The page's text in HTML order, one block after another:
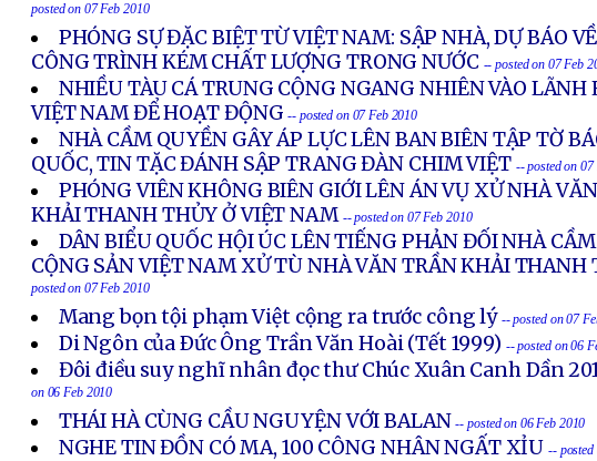
posted on 07 Feb 2010
PHÓNG SỰ ĐẶC BIỆT TỪ VIỆT NAM: SẬP NHÀ, DỰ BÁO
CÔNG TRÌNH KÉM CHẤT LƯỢNG TRONG NƯỚC -- posted on 07 Feb
NHIỀU TÀU CÁ TRUNG CỘNG NGANG NHIÊN VÀO LÃNH
VIỆT NAM ĐỂ HOẠT ĐỘNG -- posted on 07 Feb 2010
NHÀ CẦM QUYỀN GÂY ÁP LỰC LÊN BAN BIÊN TẬP TỜ
QUỐC, TIN TẶC ĐÁNH SẬP TRANG ĐÀN CHIM VIỆT -- posted on 07
PHÓNG VIÊN KHÔNG BIÊN GIỚI LÊN ÁN VỤ XỬ NHÀ
KHẢI THANH THỦY Ở VIỆT NAM -- posted on 07 Feb 2010
DÂN BIỂU QUỐC HỘI ÚC LÊN TIẾNG PHẢN ĐỐI NHÀ
CỘNG SẢN VIỆT NAM XỬ TÙ NHÀ VĂN TRẦN KHẢI THANH
posted on 07 Feb 2010
Mang bọn tội phạm Việt cộng ra trước công lý -- posted on 07
Di Ngôn của Ðức Ông Trần Văn Hoài (Tết 1999) -- posted on 06
Đôi điều suy nghĩ nhân đọc thư Chúc Xuân Canh Dần
on 06 Feb 2010
THÁI HÀ CÙNG CẦU NGUYỆN VỚI BALAN -- posted on 06 Feb 2010
NGHE TIN ĐỒN CÓ MA, 100 CÔNG NHÂN NGẤT XỈU -- posted